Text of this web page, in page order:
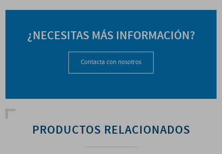
¿NECESITAS MÁS INFORMACIÓN?
Contacta con nosotros
PRODUCTOS RELACIONADOS